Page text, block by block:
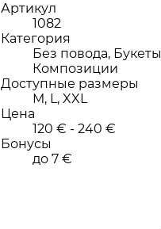
Артикул
1082
Категория
Без повода,
Композиции
Доступные размеры
M, L, XXL
Цена
120 € - 240 €
Бонусы
до 7 €